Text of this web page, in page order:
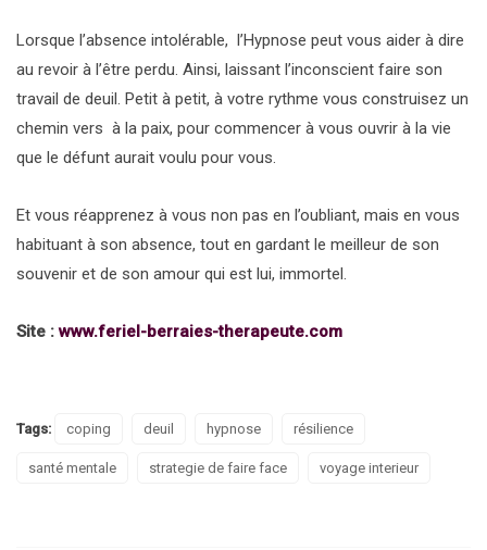
Lorsque l’absence intolérable, l’Hypnose peut vous aider à dire
au revoir à l’être perdu. Ainsi, laissant l’inconscient faire son
travail de deuil. Petit à petit, à votre rythme vous construisez un
chemin vers à la paix, pour commencer à vous ouvrir à la vie
que le défunt aurait voulu pour vous.
Et vous réapprenez à vous non pas en l’oubliant, mais en vous
habituant à son absence, tout en gardant le meilleur de son
souvenir et de son amour qui est lui, immortel.
Site :www.feriel-berraies-therapeute.com
Tags: coping deuil hypnose résilience
santé mentale strategie de faire face voyage interieur